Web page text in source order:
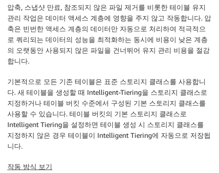
압축, 스냅샷 만료, 참조되지 않은 파일 제거를 비롯한 테이블 유지
관리 작업은 데이터 액세스 계층에 영향을 주지 않고 작동합니다. 압
축은 빈번한 액세스 계층의 데이터만 자동으로 처리하여 적극적으
로 쿼리되는 데이터의 성능을 최적화하는 동시에 비용이 낮은 계층
의 오랫동안 사용되지 않은 파일을 건너뛰어 유지 관리 비용을 절감
합니다.
기본적으로 모든 기존 테이블은 표준 스토리지 클래스를 사용합니
다. 새 테이블을 생성할 때 Intelligent-Tiering을 스토리지 클래스로
지정하거나 테이블 버킷 수준에서 구성된 기본 스토리지 클래스를
사용할 수 있습니다. 테이블 버킷의 기본 스토리지 클래스로
Intelligent Tiering을 설정하면 테이블 생성 시 스토리지 클래스를
지정하지 않은 경우 테이블이 Intelligent Tiering에 자동으로 저장됩
니다.
작동 방식 보기